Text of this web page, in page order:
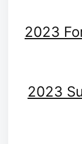
2023
2023